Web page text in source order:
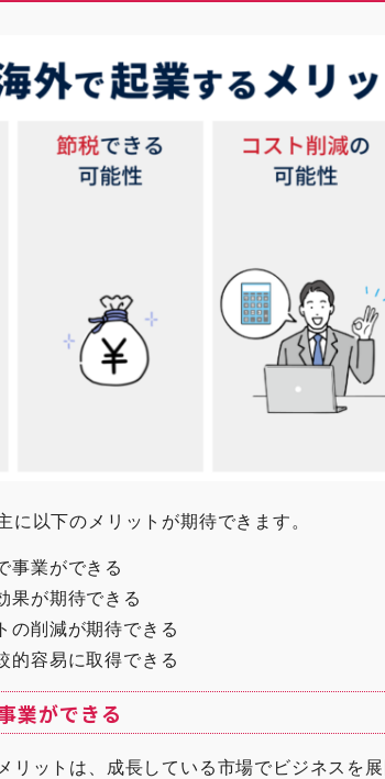
に以下のメリットが期待できます。
事業ができる
果が期待できる
の削減が期待できる
的容易に取得できる
業ができる
リットは、成長している市場でビジネスを